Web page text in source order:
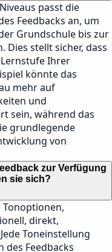
passt die
Feedbacks an, um
Grundschule bis zur
stellt sicher, dass
Ihrer
könnte das
mehr auf
und
sein, während das
grundlegende
von
zur Verfügung
sie sich?
direkt,
Toneinstellung
des Feedbacks